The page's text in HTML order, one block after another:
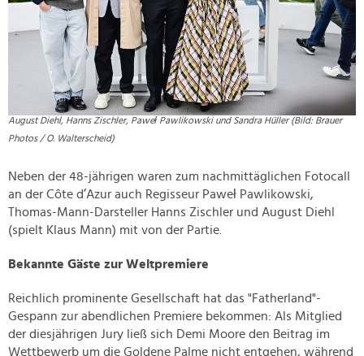
August Diehl, Hanns Zischler, Paweł Pawlikowski und Sandra Hüller (Bild: Brauer
Photos / O. Walterscheid)
Neben der 48-jährigen waren zum nachmittäglichen Fotocall
an der Côte d’Azur auch Regisseur Paweł Pawlikowski,
Thomas-Mann-Darsteller Hanns Zischler und August Diehl
(spielt Klaus Mann) mit von der Partie.
Bekannte Gäste zur Weltpremiere
Reichlich prominente Gesellschaft hat das "Fatherland"-
Gespann zur abendlichen Premiere bekommen: Als Mitglied
der diesjährigen Jury ließ sich Demi Moore den Beitrag im
Wettbewerb um die Goldene Palme nicht entgehen, während